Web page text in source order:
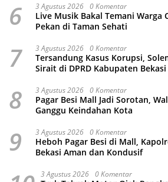
6 3 Agustus 2026 0 Komentar
Live Musik Bakal Temani Warga
Pekan di Taman Sehati
7 3 Agustus 2026 0 Komentar
Tersandung Kasus Korupsi,
Sirait di DPRD Kabupaten Bekasi
8 3 Agustus 2026 0 Komentar
Pagar Besi Mall Jadi Sorotan,
Ganggu Keindahan Kota
9 3 Agustus 2026 0 Komentar
Heboh Pagar Besi di Mall,
Bekasi Aman dan Kondusif
3 Agustus 2026 0 Komentar